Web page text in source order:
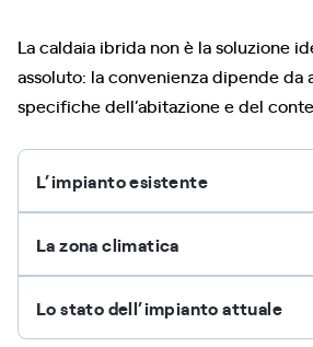
La caldaia ibrida non è la soluzione
assoluto: la convenienza dipende da
specifiche dell’abitazione e del
L’impianto esistente
La zona climatica
Lo stato dell’impianto attuale